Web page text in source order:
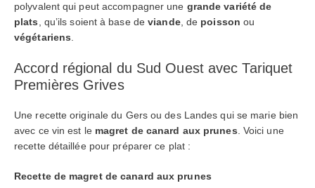
polyvalent qui peut accompagner une grande variété de
plats, qu’ils soient à base deviande, de poisson ou
végétariens.
Accord régional du Sud Ouest avec Tariquet
Premières Grives
Une recette originale du Gers ou des Landes qui se marie bien
avec ce vin est le magret de canard aux prunes. Voici une
recette détaillée pour préparer ce plat :
Recette de magret de canard aux prunes